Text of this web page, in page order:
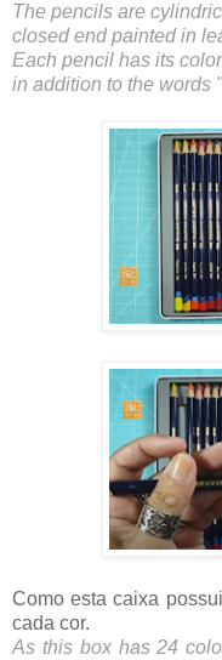
The pencils are
closed end painted in
Each pencil has its
in addition to the words
Como esta caixa
cada cor.
As this box has 24